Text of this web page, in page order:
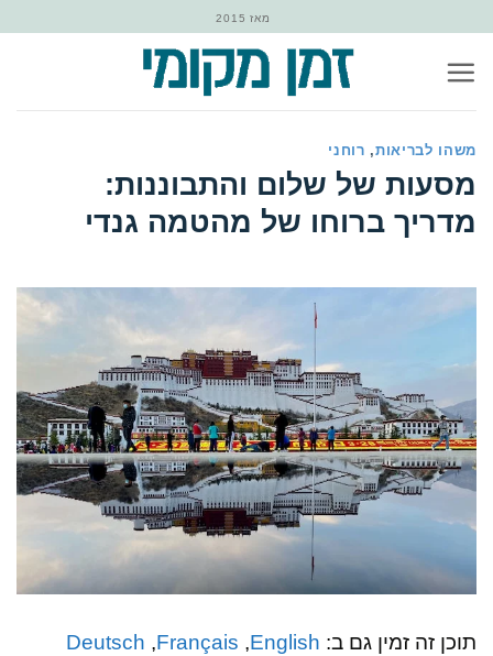
content
מאז 2015
משהו לבריאות, רוחני
‏מסעות של שלום והתבוננות:
מדריך ברוחו של מהטמה גנדי
תוכן זה זמין גם ב: English
Français
Deutsch